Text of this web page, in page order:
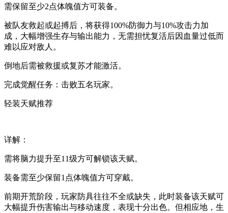
需保留至少2点体魄值方可装备。
被队友救起或起搏后，将获得100%防御力与10%攻击力加
成，大幅增强生存与输出能力，无需担忧复活后因血量过低而
难以应对敌人。
倒地后需被救援或复苏才能激活。
完成觉醒任务：击败五名玩家。
轻装天赋推荐
详解：
需将脑力提升至11级方可解锁该天赋。
装备需至少保留1点体魄值方可穿戴。
前期开荒阶段，玩家防具往往不全或缺失，此时装备该天赋可
大幅提升伤害输出与移动速度，表现十分出色。但相应地，生